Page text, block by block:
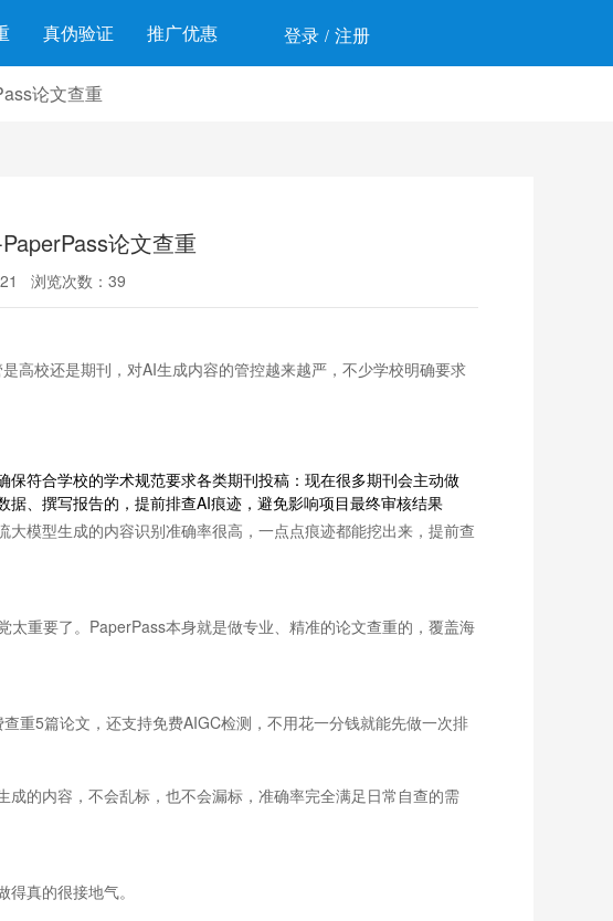
真伪验证 推广优惠 登录 / 注册
论文查重
论文查重
浏览次数：39
高校还是期刊，对AI生成内容的管控越来越严，不少学校明确要求
符合学校的学术规范要求各类期刊投稿：现在很多期刊会主动做
、撰写报告的，提前排查AI痕迹，避免影响项目最终审核结果
模型生成的内容识别准确率很高，一点点痕迹都能挖出来，提前查
重要了。PaperPass本身就是做专业、精准的论文查重的，覆盖海
重5篇论文，还支持免费AIGC检测，不用花一分钱就能先做一次排
的内容，不会乱标，也不会漏标，准确率完全满足日常自查的需
真的很接地气。